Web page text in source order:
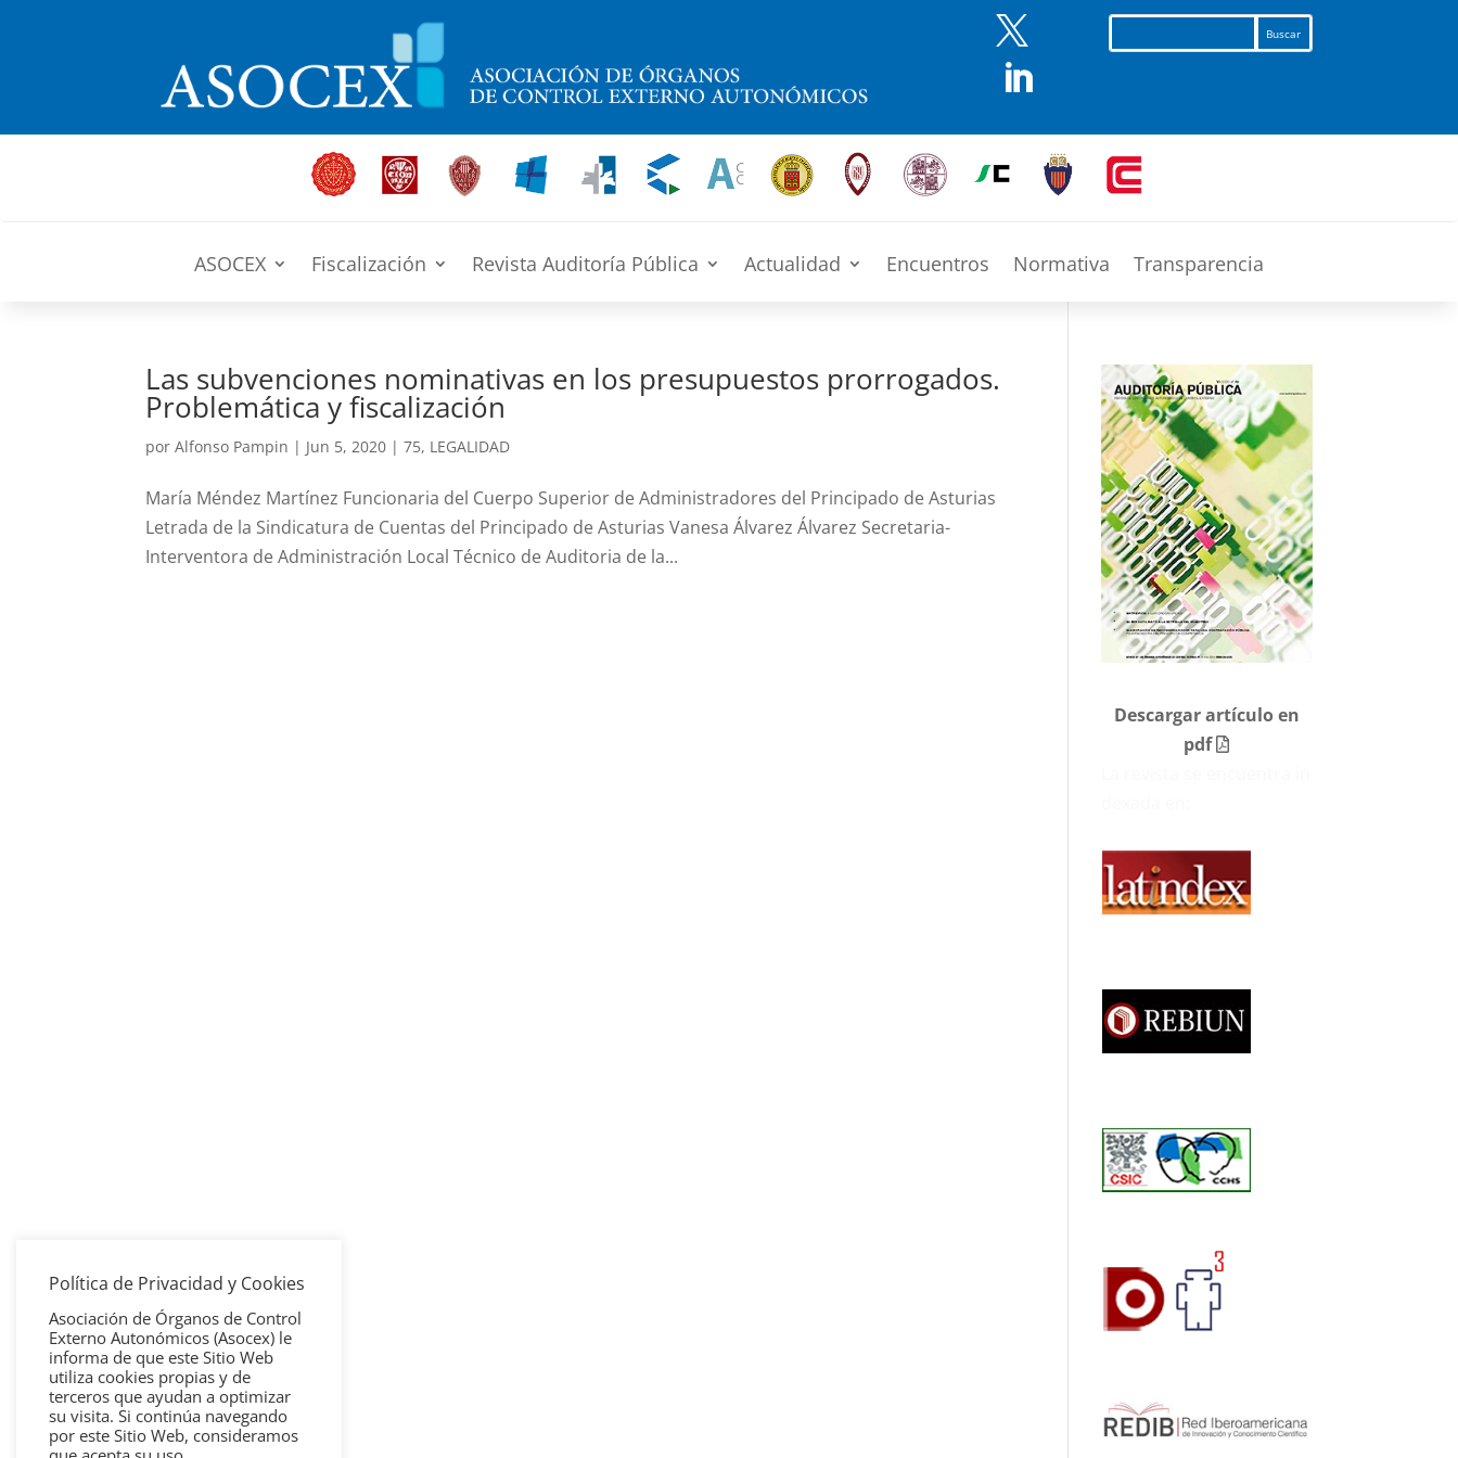


ASOCEX Fiscalización Revista Auditoría Pública Actualidad Encuentros Normativa Transparencia
Las subvenciones nominativas en los presupuestos prorrogados.
Problemática y fiscalización
porAlfonso Pampin | Jun 5, 2020 |75, LEGALIDAD
María Méndez Martínez Funcionaria del Cuerpo Superior de Administradores del Principado de Asturias
Letrada de la Sindicatura de Cuentas del Principado de Asturias Vanesa Álvarez Álvarez Secretaria-
Interventora de Administración Local Técnico de Auditoria de la...
Descargar artículo en
pdf
Política de Privacidad y Cookies
Asociación de Órganos de Control
Externo Autonómicos (Asocex) le
informa de que este Sitio Web
utiliza cookies propias y de
terceros que ayudan a optimizar
su visita. Si continúa navegando
por este Sitio Web, consideramos